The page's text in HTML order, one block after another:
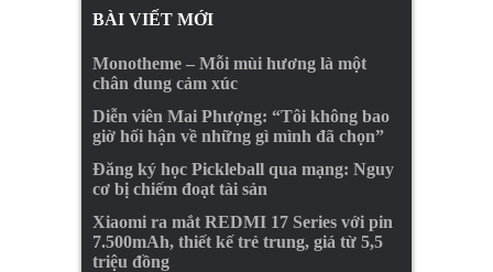
BÀI VIẾT MỚI
Monotheme – Mỗi mùi hương là một
chân dung cảm xúc
Diễn viên Mai Phượng: “Tôi không bao
giờ hối hận về những gì mình đã chọn”
Đăng ký học Pickleball qua mạng: Nguy
cơ bị chiếm đoạt tài sản
Xiaomi ra mắt REDMI 17 Series với pin
7.500mAh, thiết kế trẻ trung, giá từ 5,5
triệu đồng